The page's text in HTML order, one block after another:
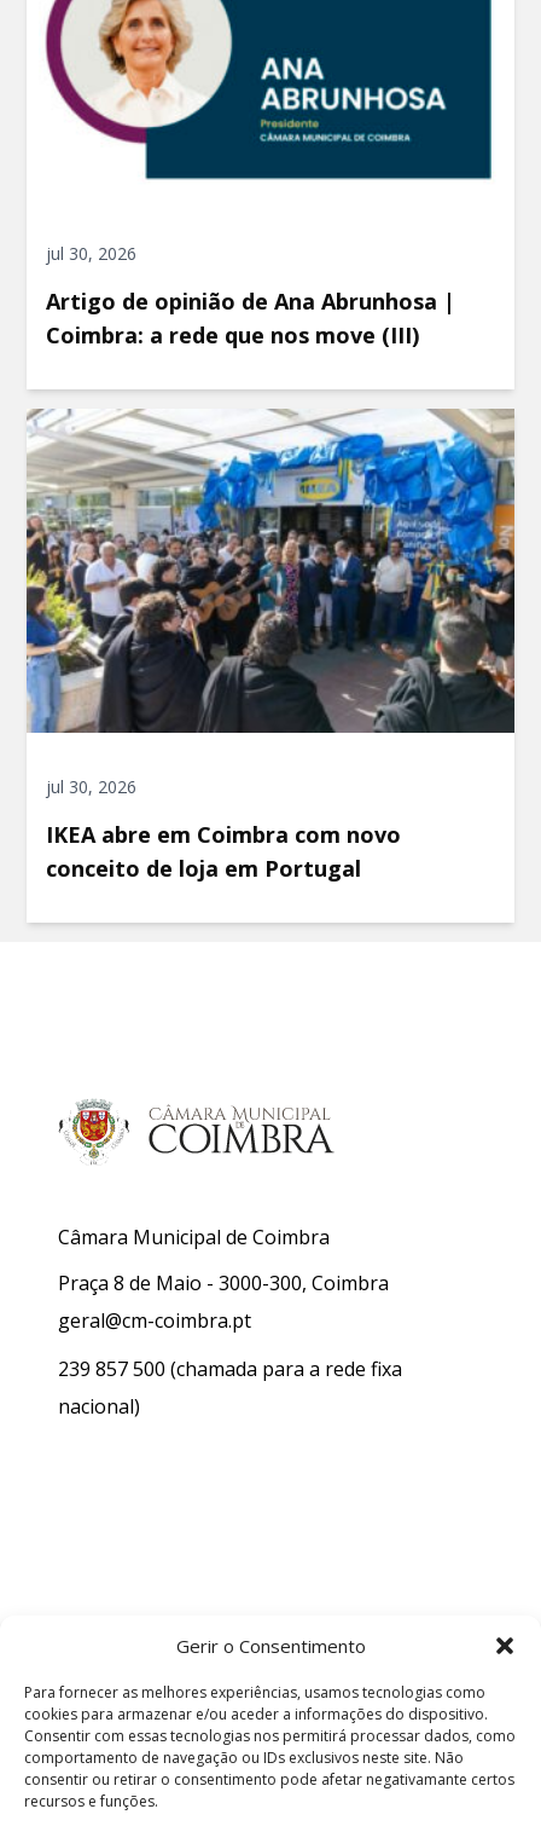
Gerir o Consentimento
Para fornecer as melhores experiências, usamos tecnologias como
cookies para armazenar e/ou aceder a informações do dispositivo.
Consentir com essas tecnologias nos permitirá processar dados, como
comportamento de navegação ou IDs exclusivos neste site. Não
consentir ou retirar o consentimento pode afetar negativamante certos
recursos e funções.
jul 30, 2026
Artigo de opinião de Ana Abrunhosa |
Coimbra: a rede que nos move (III)
jul 30, 2026
IKEA abre em Coimbra com novo
conceito de loja em Portugal
Câmara Municipal de Coimbra
Praça 8 de Maio - 3000-300, Coimbra
geral@cm-coimbra.pt
239 857 500 (chamada para a rede fixa
nacional)